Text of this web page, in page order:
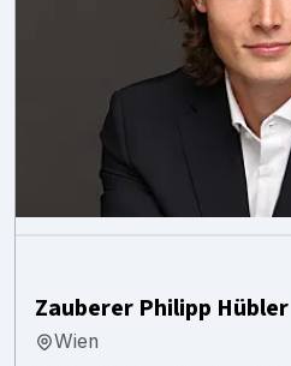
Zauberer Philipp Hübler
Wien